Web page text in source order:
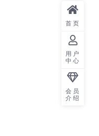
首页
用户
中心
会员
介绍